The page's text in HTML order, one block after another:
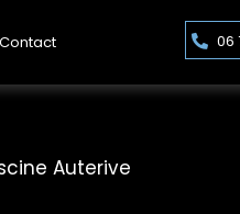
Contact 06
Auterive